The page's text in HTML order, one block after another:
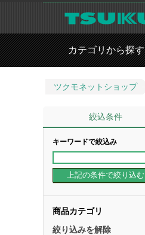
カテゴリから探す
ツクモネットショップ
絞込条件
キーワードで絞込み
商品カテゴリ
絞り込みを解除